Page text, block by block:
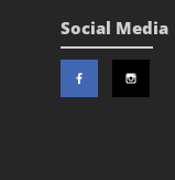
Social Media